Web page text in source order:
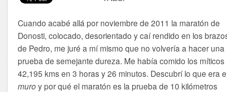
Cuando acabé allá por noviembre de 2011 la maratón de
Donosti, colocado, desorientado y caí rendido en los
de Pedro, me juré a mí mismo que no volvería a hacer una
prueba de semejante dureza. Me había comido los míticos
42,195 kms en 3 horas y 26 minutos. Descubrí lo que era
muroy por qué el maratón es la prueba de 10 kilómetros